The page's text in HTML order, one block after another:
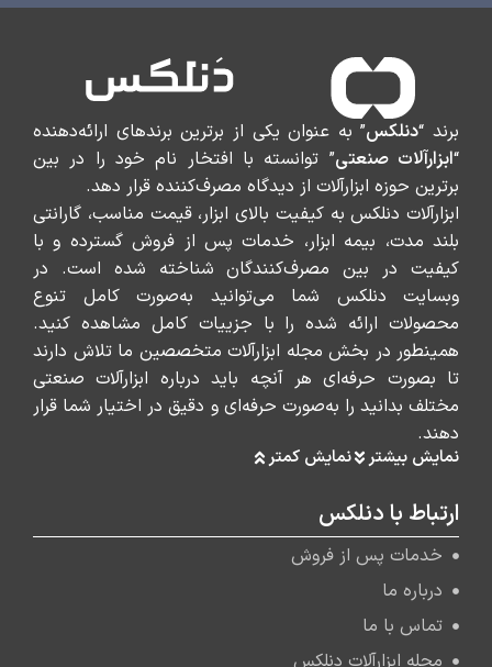
برند “دنلکس” به عنوان یکی از برترین برندهای ارائه‌دهنده
“ابزارآلات صنعتی” توانسته با افتخار نام خود را در بین
برترین حوزه ابزارآلات از دیدگاه مصرف‌کننده قرار دهد.
ابزارآلات دنلکس به کیفیت بالای ابزار، قیمت مناسب، گارانتی
بلند مدت، بیمه ابزار، خدمات پس از فروش گسترده و با
کیفیت در بین مصرف‌کنندگان شناخته شده است. در
وبسایت دنلکس شما می‌توانید به‌صورت کامل تنوع
محصولات ارائه شده را با جزییات کامل مشاهده کنید.
همینطور در بخش مجله ابزارآلات متخصصین ما تلاش دارند
تا بصورت حرفه‌ای هر آنچه باید درباره ابزارآلات صنعتی
مختلف بدانید را به‌صورت حرفه‌ای و دقیق در اختیار شما قرار
دهند.
نمایش بیشتر نمایش کمتر
ارتباط با دنلکس
خدمات پس از فروش
درباره ما
تماس با ما
مجله ابزارآلات دنلکس